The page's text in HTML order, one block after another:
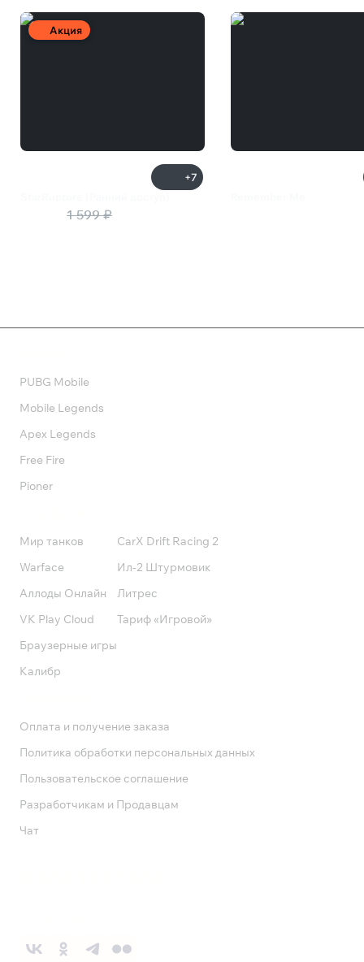
Акция
+7
1 599 ₽
PUBG Mobile
Mobile Legends
Apex Legends
Free Fire
Pioner
Мир танков
Warface
Аллоды Онлайн
VK Play Cloud
Браузерные игры
Калибр
CarX Drift Racing 2
Ил-2 Штурмовик
Литрес
Тариф «Игровой»
Оплата и получение заказа
Политика обработки персональных данных
Пользовательское соглашение
Разработчикам и Продавцам
Чат